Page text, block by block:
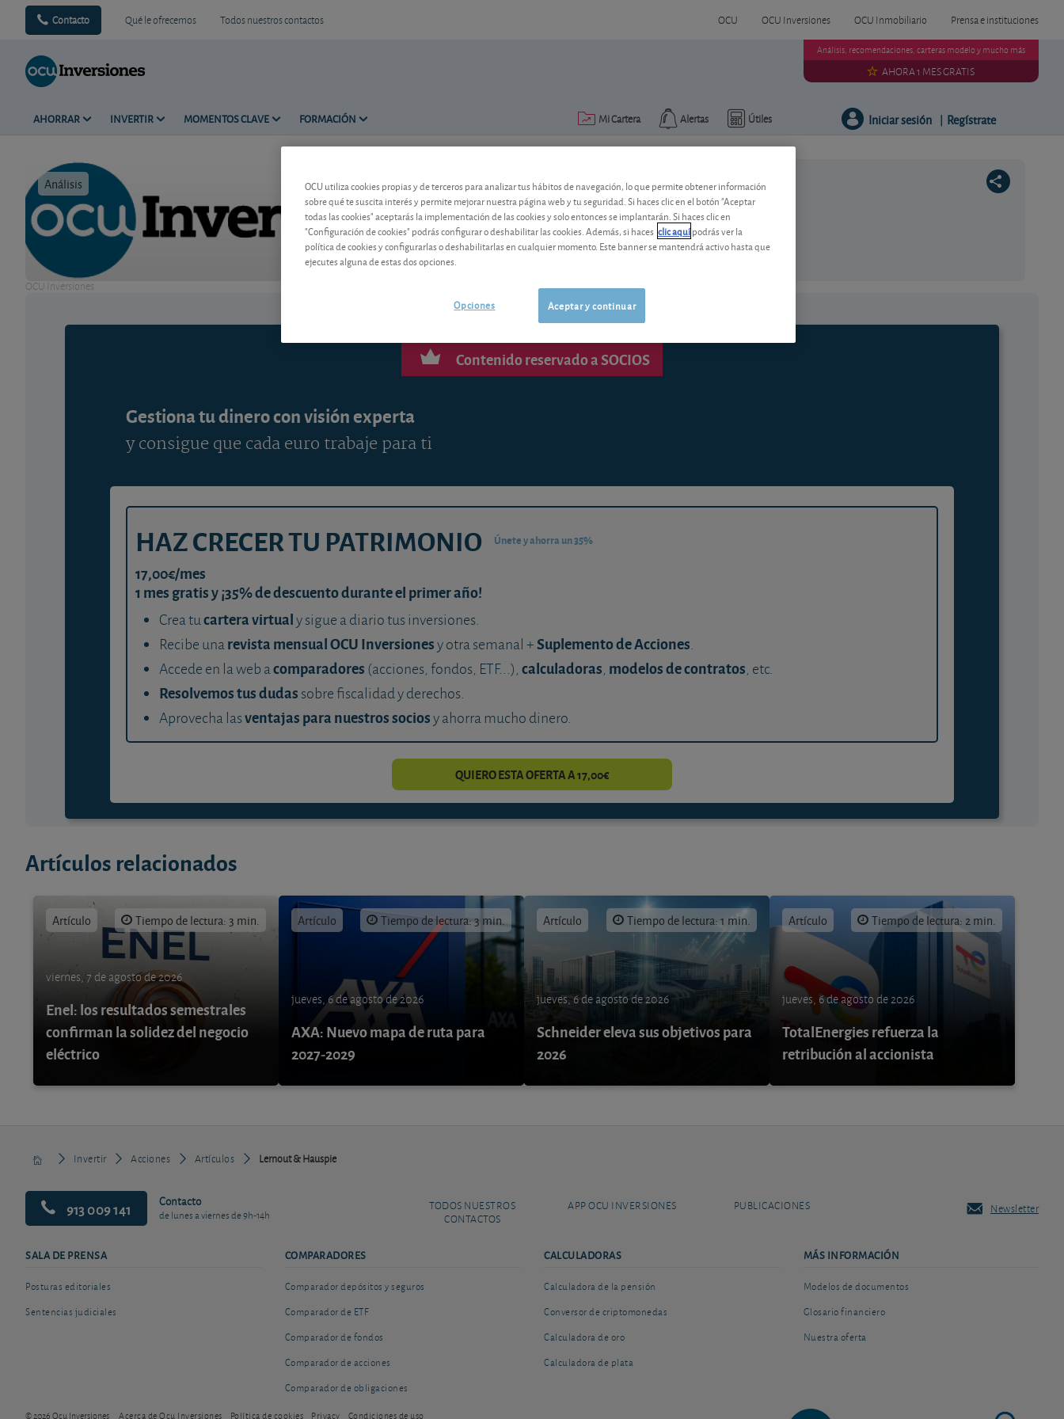
Contacto Qué le ofrecemos Todos nuestros contactos OCU OCU Inversiones OCU Inmobiliario Prensa e instituciones
AHORRAR INVERTIR MOMENTOS CLAVE FORMACIÓN Útiles
Alertas
Mi Cartera
Análisis, recomendaciones, carteras modelo y mucho más
AHORA 1 MES GRATIS
Iniciar sesión | Regístrate
Análisis Tiempo de lectura: 3 min.
OCU Inversiones
Lernout & Hauspie
Contenido reservado a SOCIOS
Gestiona tu dinero con visión experta
y consigue que cada euro trabaje para ti
HAZ CRECER TU PATRIMONIO Únete y ahorra un 35%
17,00€/mes
1 mes gratis y ¡35% de descuento durante el primer año!
Crea tucartera virtualy sigue a diario tus inversiones.
Recibe unarevista mensual OCU Inversionesy otra semanal +Suplemento de Acciones.
Accede en la web acomparadores (acciones, fondos, ETF...), calculadoras, modelos de contratos, etc.
Resolvemos tus dudas sobre fiscalidad y derechos.
Aprovecha lasventajas para nuestros sociosy ahorra mucho dinero.
QUIERO ESTA OFERTA A 17,00€
Artículos relacionados
Artículo Tiempo de lectura: 3 min.
viernes, 7 de agosto de 2026
Enel: los resultados semestrales
confirman la solidez del negocio
eléctrico
Artículo Tiempo de lectura: 3 min.
jueves, 6 de agosto de 2026
AXA: Nuevo mapa de ruta para
2027-2029
Artículo Tiempo de lectura: 1 min.
jueves, 6 de agosto de 2026
Schneider eleva sus objetivos para
2026
Artículo Tiempo de lectura: 2 min.
jueves, 6 de agosto de 2026
TotalEnergies refuerza la
retribución al accionista
Invertir Acciones Artículos Lernout & Hauspie
913 009 141 Contacto
de lunes a viernes de 9h-14h
TODOS NUESTROS
CONTACTOS
APP OCU INVERSIONES PUBLICACIONES Newsletter
SALA DE PRENSA
Posturas editoriales
Sentencias judiciales
COMPARADORES
Comparador depósitos y seguros
Comparador de ETF
Comparador de fondos
Comparador de acciones
Comparador de obligaciones
CALCULADORAS
Calculadora de la pensión
Conversor de criptomonedas
Calculadora de oro
Calculadora de plata
MÁS INFORMACIÓN
Modelos de documentos
Glosario financiero
Nuestra oferta
© 2026 Ocu Inversiones Acerca de Ocu Inversiones Política de cookies Privacy Condiciones de uso
OCU utiliza cookies propias y de terceros para analizar tus hábitos de navegación, lo que permite obtener información
sobre qué te suscita interés y permite mejorar nuestra página web y tu seguridad. Si haces clic en el botón "Aceptar
todas las cookies" aceptarás la implementación de las cookies y solo entonces se implantarán. Si haces clic en
"Configuración de cookies" podrás configurar o deshabilitar las cookies. Además, si haces clic aquípodrás ver la
política de cookies y configurarlas o deshabilitarlas en cualquier momento. Este banner se mantendrá activo hasta que
ejecutes alguna de estas dos opciones.
Aceptar y continuar
Opciones